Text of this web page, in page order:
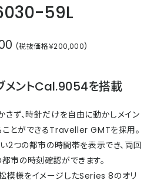
59L
(税抜価格￥200,000)
メントCal.9054を搭載
さず、時針だけを自由に動かしメイン
とができるTraveller GMTを採用。
つの都市の時間帯を表示でき、両回
市の時刻確認ができます。
模様をイメージしたSeries 8のオリ